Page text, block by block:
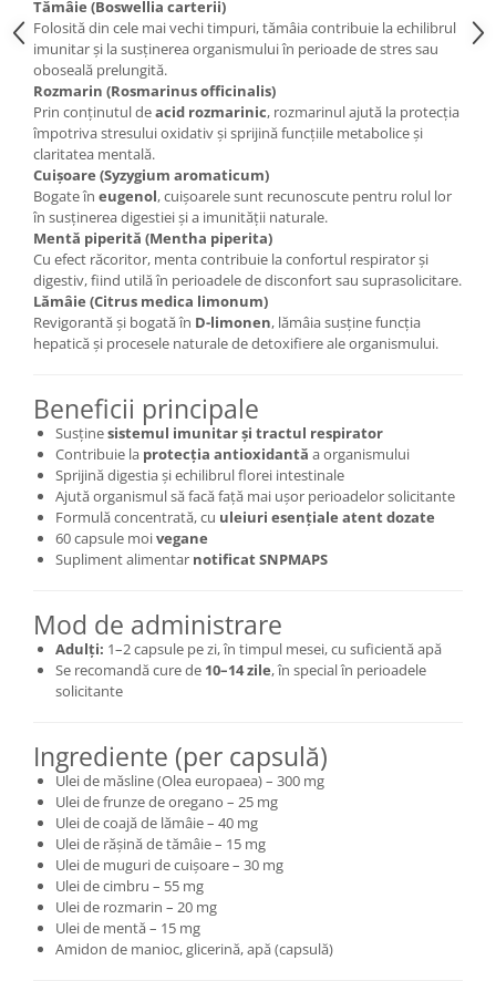
Cătină
Chlorella
Colina
Electroliti
Produse Apicole
Cacao
Tămâie (Boswellia carterii)
Folosită din cele mai vechi timpuri, tămâia contribuie la echilibrul
imunitar și la susținerea organismului în perioade de stres sau
oboseală prelungită.
Rozmarin (Rosmarinus officinalis)
Prin conținutul deacid rozmarinic, rozmarinul ajută la protecția
împotriva stresului oxidativ și sprijină funcțiile metabolice și
claritatea mentală.
Cuișoare (Syzygium aromaticum)
Bogate în eugenol, cuișoarele sunt recunoscute pentru rolul lor
în susținerea digestiei și a imunității naturale.
Mentă piperită (Mentha piperita)
Cu efect răcoritor, menta contribuie la confortul respirator și
digestiv, fiind utilă în perioadele de disconfort sau suprasolicitare.
Lămâie (Citrus medica limonum)
Revigorantă și bogată în D-limonen, lămâia susține funcția
hepatică și procesele naturale de detoxifiere ale organismului.
Beneficii principale
Susținesistemul imunitar și tractul respirator
Contribuie la protecția antioxidantă a organismului
Sprijină digestia și echilibrul florei intestinale
Ajută organismul să facă față mai ușor perioadelor solicitante
Formulă concentrată, cu uleiuri esențiale atent dozate
60 capsule moivegane
Supliment alimentar notificat SNPMAPS
Mod de administrare
Adulți: 1–2 capsule pe zi, în timpul mesei, cu suficientă apă
Se recomandă cure de 10–14 zile, în special în perioadele
solicitante
Ingrediente (per capsulă)
Ulei de măsline (Olea europaea) – 300 mg
Ulei de frunze de oregano – 25 mg
Ulei de coajă de lămâie – 40 mg
Ulei de rășină de tămâie – 15 mg
Ulei de muguri de cuișoare – 30 mg
Ulei de cimbru – 55 mg
Ulei de rozmarin – 20 mg
Ulei de mentă – 15 mg
Amidon de manioc, glicerină, apă (capsulă)